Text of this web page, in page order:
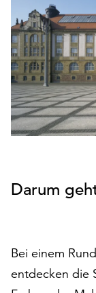
den
Betrieb
der
Seite
notwendig
sind
(funktionale
Cookies),
sowie
lediglich
genutzt
Darum
Bei einem
entdecken die